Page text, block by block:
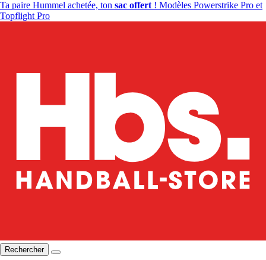
Ta paire Hummel achetée, ton sac offert ! Modèles Powerstrike Pro et
Topflight Pro
Rechercher